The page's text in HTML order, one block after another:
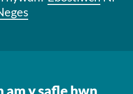
y safle hwn